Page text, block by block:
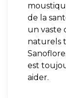
de la
un vaste
naturels
est
aider.